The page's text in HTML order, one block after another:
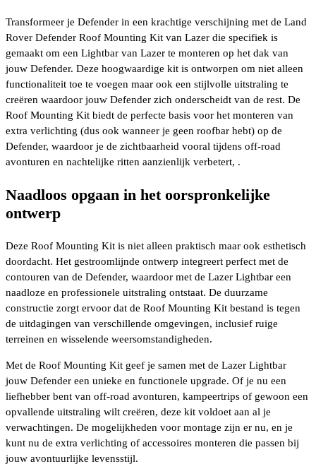
Transformeer je Defender in een krachtige verschijning met de Land
Rover Defender Roof Mounting Kit van Lazer die specifiek is
gemaakt om een Lightbar van Lazer te monteren op het dak van
jouw Defender. Deze hoogwaardige kit is ontworpen om niet alleen
functionaliteit toe te voegen maar ook een stijlvolle uitstraling te
creëren waardoor jouw Defender zich onderscheidt van de rest. De
Roof Mounting Kit biedt de perfecte basis voor het monteren van
extra verlichting (dus ook wanneer je geen roofbar hebt) op de
Defender, waardoor je de zichtbaarheid vooral tijdens off-road
avonturen en nachtelijke ritten aanzienlijk verbetert, .
Naadloos opgaan in het oorspronkelijke
ontwerp
Deze Roof Mounting Kit is niet alleen praktisch maar ook esthetisch
doordacht. Het gestroomlijnde ontwerp integreert perfect met de
contouren van de Defender, waardoor met de Lazer Lightbar een
naadloze en professionele uitstraling ontstaat. De duurzame
constructie zorgt ervoor dat de Roof Mounting Kit bestand is tegen
de uitdagingen van verschillende omgevingen, inclusief ruige
terreinen en wisselende weersomstandigheden.
Met de Roof Mounting Kit geef je samen met de Lazer Lightbar
jouw Defender een unieke en functionele upgrade. Of je nu een
liefhebber bent van off-road avonturen, kampeertrips of gewoon een
opvallende uitstraling wilt creëren, deze kit voldoet aan al je
verwachtingen. De mogelijkheden voor montage zijn er nu, en je
kunt nu de extra verlichting of accessoires monteren die passen bij
jouw avontuurlijke levensstijl.